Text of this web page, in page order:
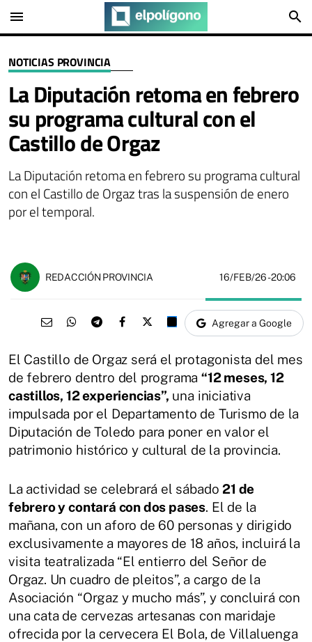
menu search
NOTICIAS PROVINCIA
La Diputación retoma en febrero
su programa cultural con el
Castillo de Orgaz
La Diputación retoma en febrero su programa cultural
con el Castillo de Orgaz tras la suspensión de enero
por el temporal.
REDACCIÓN PROVINCIA 16/FEB/26- 20:06
Agregar a Google
El Castillo de Orgaz será el protagonista del mes
de febrero dentro del programa“12 meses, 12
castillos, 12 experiencias”, una iniciativa
impulsada por el Departamento de Turismo de la
Diputación de Toledo para poner en valor el
patrimonio histórico y cultural de la provincia.
La actividad se celebrará el sábado21 de
febrero y contará con dos pases. El de la
mañana, con un aforo de 60 personas y dirigido
exclusivamente a mayores de 18 años, incluirá la
visita teatralizada “El entierro del Señor de
Orgaz. Un cuadro de pleitos”, a cargo de la
Asociación “Orgaz y mucho más”, y concluirá con
una cata de cervezas artesanas con maridaje
ofrecida por la cervecera El Bola, de Villaluenga